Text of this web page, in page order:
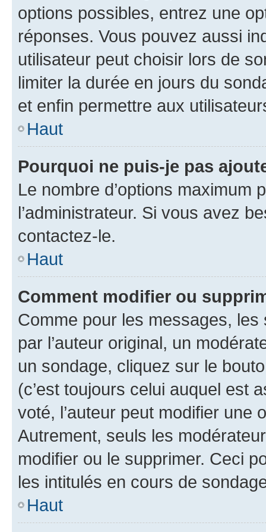
options possibles, entrez une
réponses. Vous pouvez aussi
utilisateur peut choisir lors de
limiter la durée en jours du
et enfin permettre aux
Haut
Pourquoi ne puis-je pas
Le nombre d’options maximum
l’administrateur. Si vous avez
contactez-le.
Haut
Comment modifier ou
Comme pour les messages,
par l’auteur original, un
un sondage, cliquez sur le
(c’est toujours celui auquel est
voté, l’auteur peut modifier une
Autrement, seuls les
modifier ou le supprimer. Ceci
les intitulés en cours de
Haut